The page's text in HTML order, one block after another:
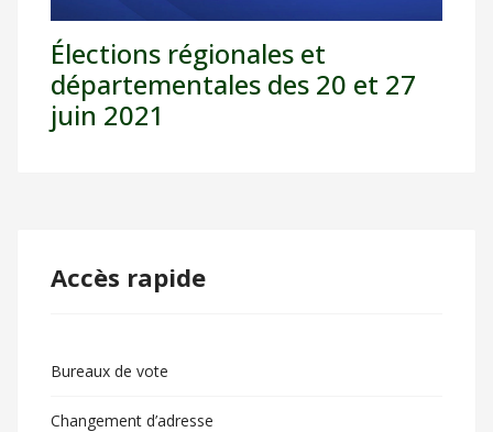
Élections régionales et
départementales des 20 et 27
juin 2021
Accès rapide
Bureaux de vote
Changement d’adresse